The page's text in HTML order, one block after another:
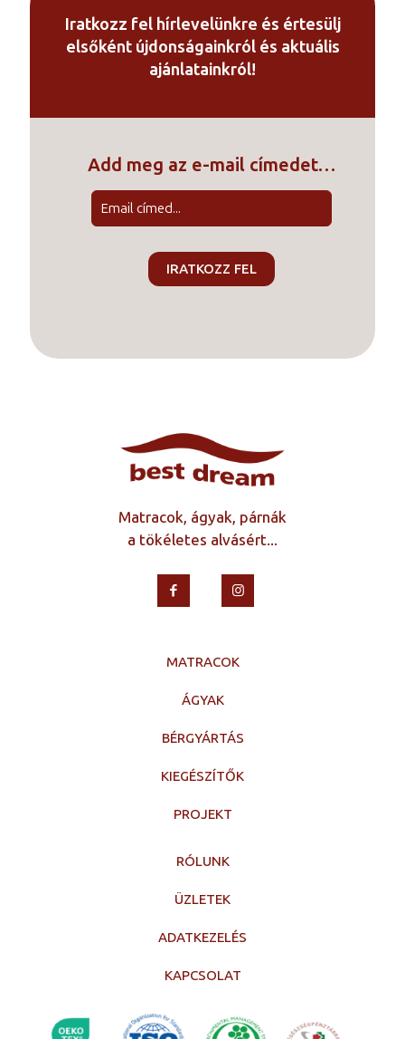
Iratkozz fel hírlevelünkre és értesülj
elsőként újdonságainkról és aktuális
ajánlatainkról!
Add meg az e-mail címedet…
Matracok, ágyak, párnák
a tökéletes alvásért...
MATRACOK
ÁGYAK
BÉRGYÁRTÁS
KIEGÉSZÍTŐK
PROJEKT
RÓLUNK
ÜZLETEK
ADATKEZELÉS
KAPCSOLAT